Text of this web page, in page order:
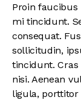
Proin faucibus
mi tincidunt.
consequat.
sollicitudin,
tincidunt.
nisi. Aenean
ligula, porttitor